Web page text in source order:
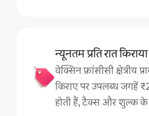
न्यूनतम प्रति रात किराया
वेक्सिन फ्रांसीसी क्षेत्रीय
किराए पर उपलब्ध जगहें
होती हैं, टैक्स और शुल्क के